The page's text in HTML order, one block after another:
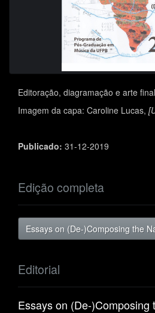
Editoração, diagramação e arte
Imagem da capa: Caroline Lucas,
Publicado: 31-12-2019
Edição completa
Essays on (De-)Composing the
Editorial
Essays on (De-)Composing